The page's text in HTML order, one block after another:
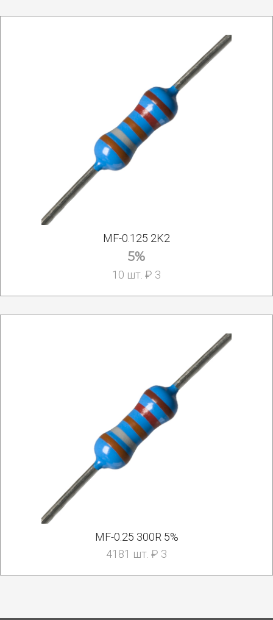
MF-0.125 2K2
5%
10 шт. ₽ 3
MF-0.25 300R 5%
4181 шт. ₽ 3